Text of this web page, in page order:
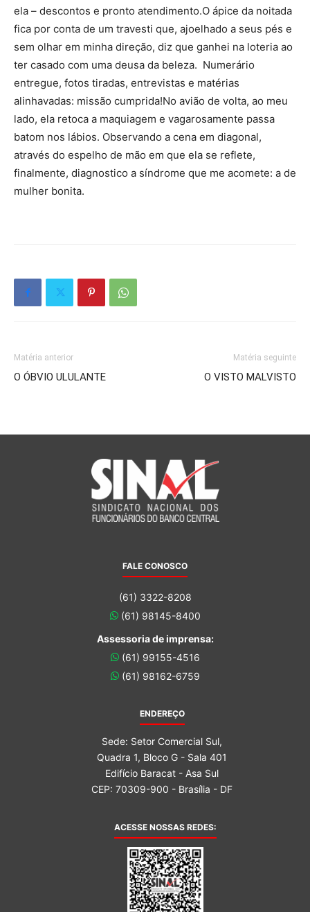
ela – descontos e pronto atendimento.O ápice da noitada
fica por conta de um travesti que, ajoelhado a seus pés e
sem olhar em minha direção, diz que ganhei na loteria ao
ter casado com uma deusa da beleza. Numerário
entregue, fotos tiradas, entrevistas e matérias
alinhavadas: missão cumprida!No avião de volta, ao meu
lado, ela retoca a maquiagem e vagarosamente passa
batom nos lábios. Observando a cena em diagonal,
através do espelho de mão em que ela se reflete,
finalmente, diagnostico a síndrome que me acomete: a de
mulher bonita.
Matéria anterior
O ÓBVIO ULULANTE
Matéria seguinte
O VISTO MALVISTO
FALE CONOSCO
(61) 3322-8208
(61) 98145-8400
Assessoria de imprensa:
(61) 99155-4516
(61) 98162-6759
ENDEREÇO
Sede: Setor Comercial Sul,
Quadra 1, Bloco G - Sala 401
Edifício Baracat - Asa Sul
CEP: 70309-900 - Brasília - DF
ACESSE NOSSAS REDES: